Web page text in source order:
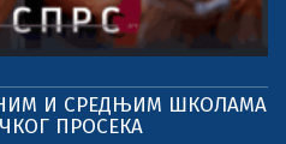
И СРЕДЊИМ ШКОЛАМА
ПРОСЕКА